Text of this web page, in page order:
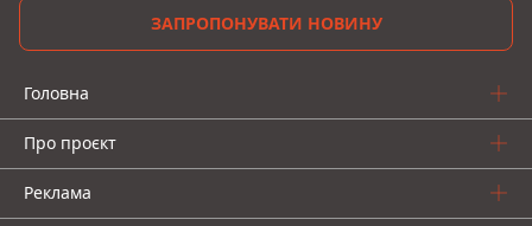
ЗАПРОПОНУВАТИ НОВИНУ
Головна
Про проєкт
Реклама